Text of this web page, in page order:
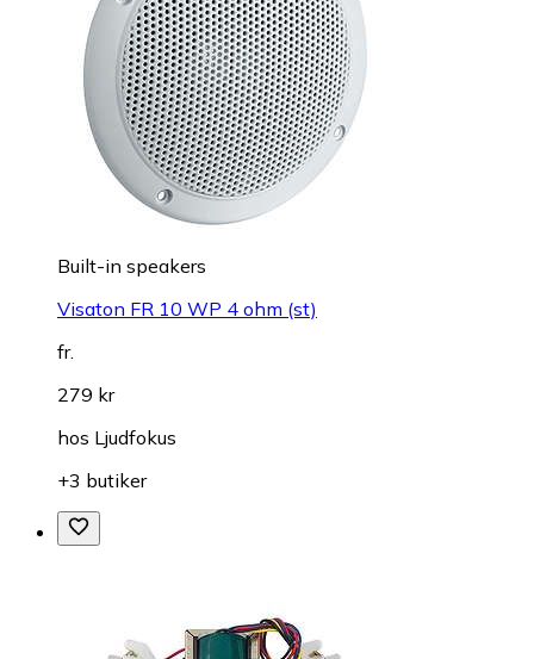
Built-in speakers
Visaton FR 10 WP 4 ohm (st)
fr.
279 kr
hos Ljudfokus
+3 butiker